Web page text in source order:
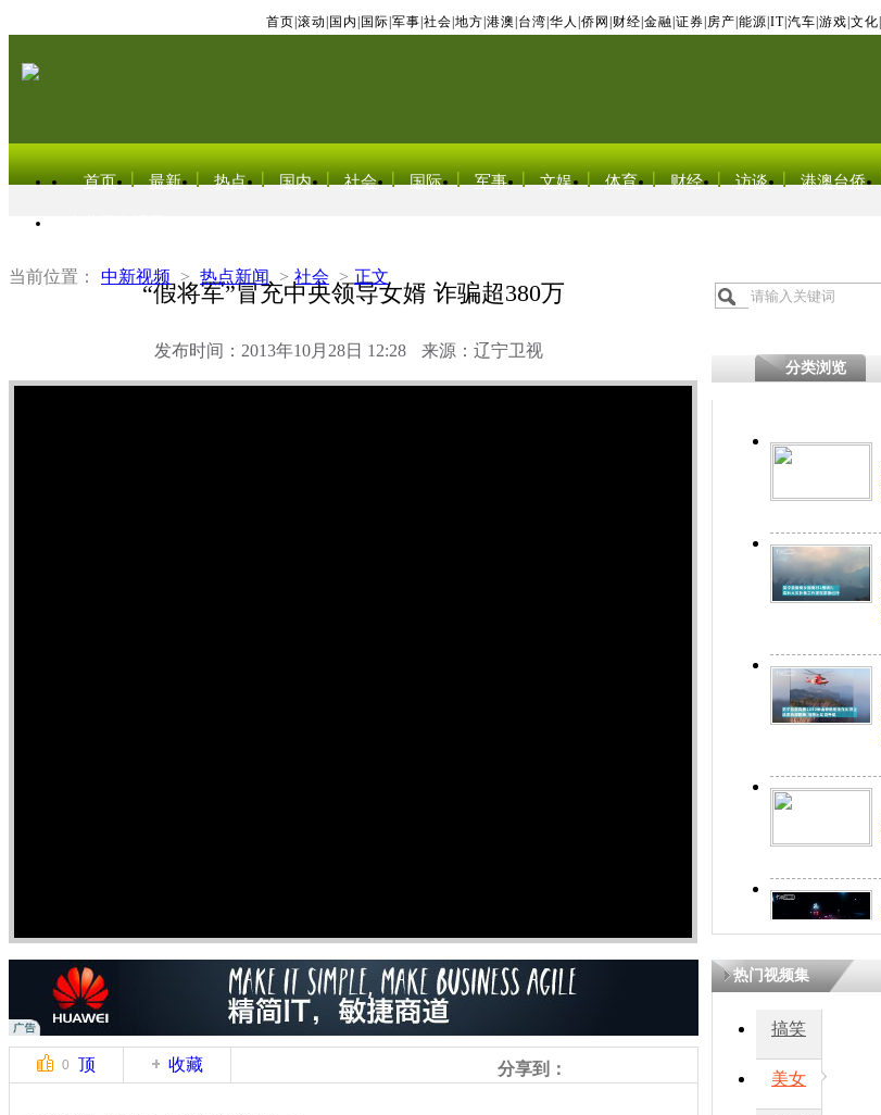
首页 滚动 国内 国际 军事 社会 地方 港澳 台湾 华人 侨网 财经 金融 证券 房产 能源 IT| 汽车 游戏 文化
首页 最新 热点 国内 社会 国际 军事 文娱 体育 财经 访谈 港澳台侨
当前位置： 中新视频 > 热点新闻 > 社会 > 正文
“假将军”冒充中央领导女婿 诈骗超380万
发布时间：2013年10月28日 12:28 来源：辽宁卫视
分类浏览
0 顶 收藏 分享到：
热门视频集
搞笑
美女